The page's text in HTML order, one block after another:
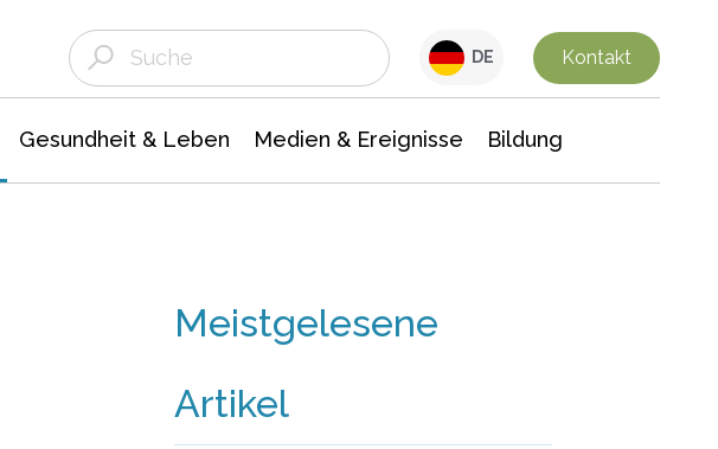
DE Kontakt
Gesundheit & Leben Medien & Ereignisse Bildung
Meistgelesene
Artikel